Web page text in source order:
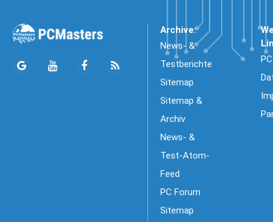
Archive:
News- &
Testberichte
Sitemap
Sitemap &
Archiv
News- &
Test-Atom-
Feed
PC Forum
Sitemap